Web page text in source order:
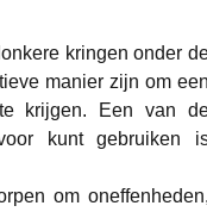
kringen onder
manier zijn om
krijgen. Een van
om